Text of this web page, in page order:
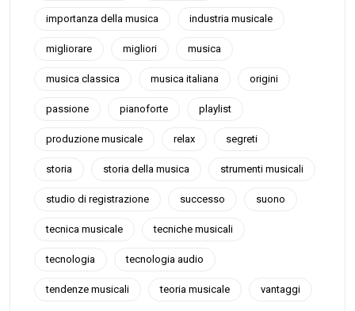
importanza della musica industria musicale
migliorare migliori musica
musica classica musica italiana origini
passione pianoforte playlist
produzione musicale relax segreti
storia storia della musica strumenti musicali
studio di registrazione successo suono
tecnica musicale tecniche musicali
tecnologia tecnologia audio
tendenze musicali teoria musicale vantaggi